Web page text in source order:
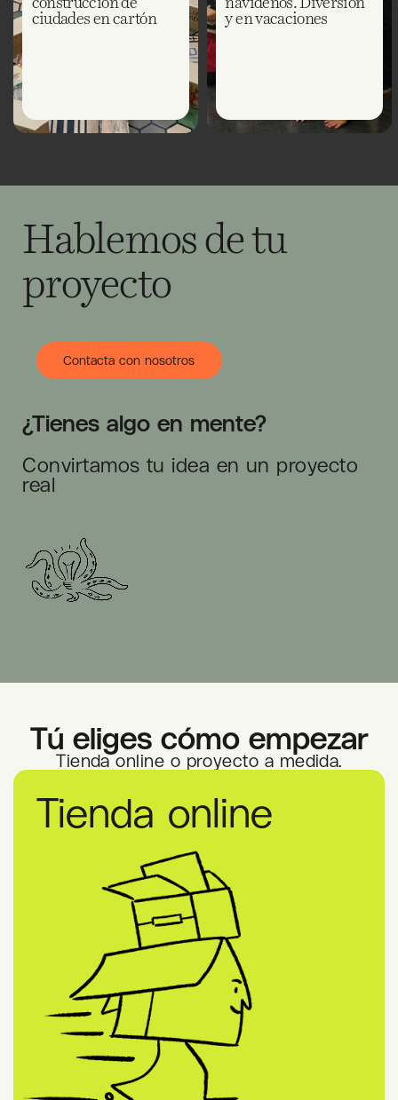
construcción de
ciudades en cartón
navideños. Diversión
y en vacaciones
Hablemos de tu
proyecto
Contacta con nosotros
¿Tienes algo en mente?
Convirtamos tu idea en un proyecto
real
Tú eliges cómo empezar
Tienda online o proyecto a medida.
Tienda online